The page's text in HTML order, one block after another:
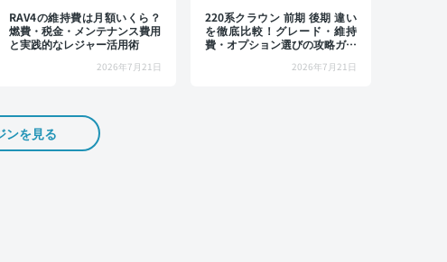
RAV4の維持費は月額いくら？
燃費・税金・メンテナンス費用
と実践的なレジャー活用術
2026年7月21日
220系クラウン 前期 後期 違い
を徹底比較！グレード・維持
費・オプション選びの攻略ガイ
2026年7月21日
ンを見る